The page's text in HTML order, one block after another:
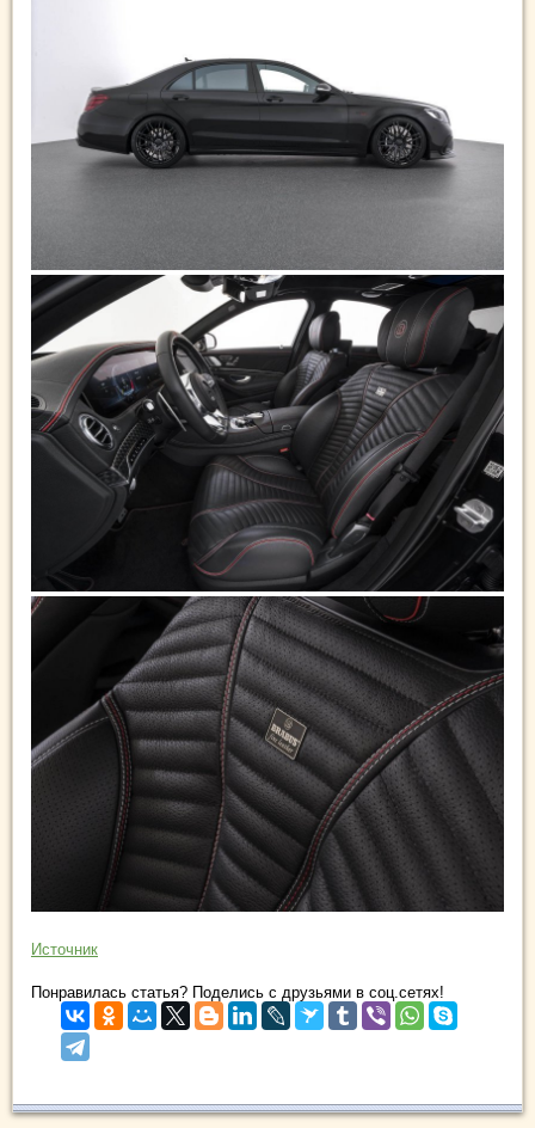
Источник
Понравилась статья? Поделись с друзьями в соц.сетях!